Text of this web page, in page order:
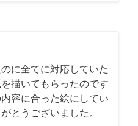
に全てに対応していた
描いてもらったのです
容に合った絵にしてい
とうございました。